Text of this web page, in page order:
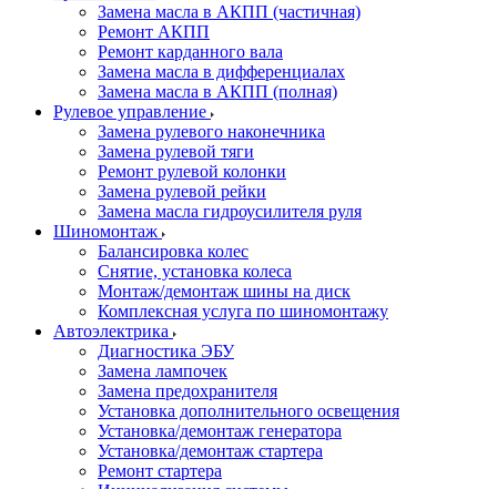
Замена масла в АКПП (частичная)
Ремонт АКПП
Ремонт карданного вала
Замена масла в дифференциалах
Замена масла в АКПП (полная)
Рулевое управление
Замена рулевого наконечника
Замена рулевой тяги
Ремонт рулевой колонки
Замена рулевой рейки
Замена масла гидроусилителя руля
Шиномонтаж
Балансировка колес
Снятие, установка колеса
Монтаж/демонтаж шины на диск
Комплексная услуга по шиномонтажу
Автоэлектрика
Диагностика ЭБУ
Замена лампочек
Замена предохранителя
Установка дополнительного освещения
Установка/демонтаж генератора
Установка/демонтаж стартера
Ремонт стартера